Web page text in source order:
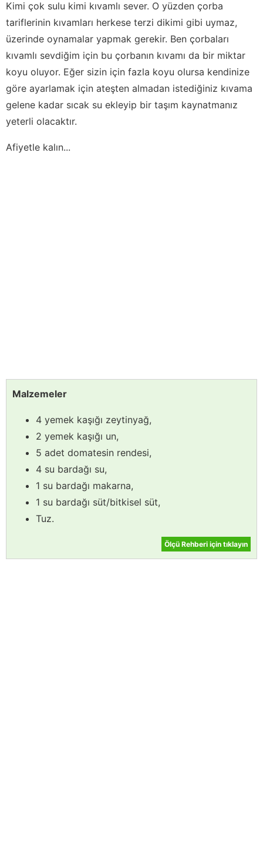
Kimi çok sulu kimi kıvamlı sever. O yüzden çorba
tariflerinin kıvamları herkese terzi dikimi gibi uymaz,
üzerinde oynamalar yapmak gerekir. Ben çorbaları
kıvamlı sevdiğim için bu çorbanın kıvamı da bir miktar
koyu oluyor. Eğer sizin için fazla koyu olursa kendinize
göre ayarlamak için ateşten almadan istediğiniz kıvama
gelene kadar sıcak su ekleyip bir taşım kaynatmanız
yeterli olacaktır.
Afiyetle kalın...
Malzemeler
4 yemek kaşığı zeytinyağ,
2 yemek kaşığı un,
5 adet domatesin rendesi,
4 su bardağı su,
1 su bardağı makarna,
1 su bardağı süt/bitkisel süt,
Tuz.
Ölçü Rehberi için tıklayın